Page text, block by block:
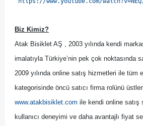
Biz Kimiz?
Atak Bisiklet AŞ , 2003 yılında kendi
imalatıyla Türkiye’nin pek çok noktasında
2009 yılında online satış hizmetleri ile
kategorisinde öncü satıcı firma rolünü
www.atakbisiklet.com ile kendi online satış
kullanıcı deneyimi ve daha avantajlı fiyat